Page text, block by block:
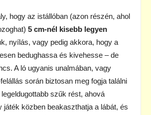
hogy az istállóban (azon részén, ahol
5 cm-nél kisebb legyen
nyílás, vagy pedig akkora, hogy a
bedughassa és kivehesse – de
A ló ugyanis unalmában, vagy
során biztosan meg fogja találni
szűk rést, ahová
játék közben beakaszthatja a lábát, és